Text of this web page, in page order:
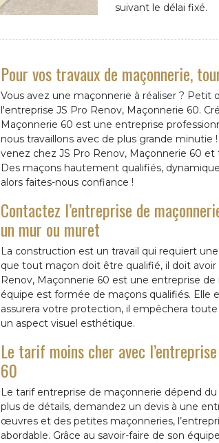
suivant le délai fixé.
Pour vos travaux de maçonnerie,
Vous avez une maçonnerie à réaliser ? Petit
l'entreprise JS Pro Renov, Maçonnerie 60.
Maçonnerie 60 est une entreprise
nous travaillons avec de plus grande
venez chez JS Pro Renov, Maçonnerie 60
Des maçons hautement qualifiés,
alors faites-nous confiance !
Contactez l’entreprise de
un mur ou muret
La construction est un travail qui requiert
que tout maçon doit être qualifié, il doit
Renov, Maçonnerie 60 est une entreprise
équipe est formée de maçons qualifiés.
assurera votre protection, il empêchera
un aspect visuel esthétique.
Le tarif moins cher avec
60
Le tarif entreprise de maçonnerie dépend
plus de détails, demandez un devis à une
œuvres et des petites maçonneries,
abordable. Grâce au savoir-faire de son